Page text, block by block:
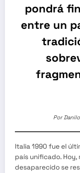
pondrá
entre un
Por
Italia 1990 fue el
país unificado.
desaparecido se